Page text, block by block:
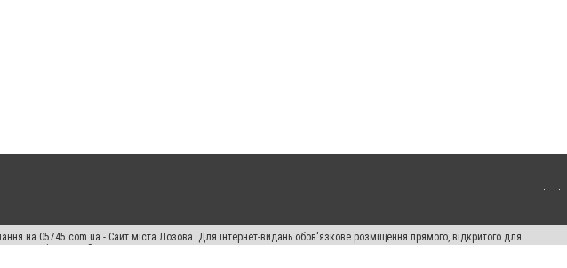
на 05745.com.ua - Сайт міста Лозова. Для інтернет-видань обов'язкове розміщення прямого, відкритого для
переслідується Законом.